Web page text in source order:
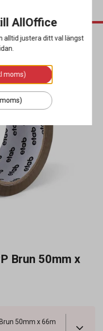
Brun 50mm x
50mm x 66m
AllOffice
alltid justera ditt val längst
moms)